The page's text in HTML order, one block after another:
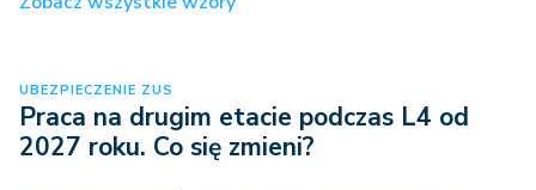
UBEZPIECZENIE ZUS
Praca na drugim etacie podczas L4 od
2027 roku. Co się zmieni?